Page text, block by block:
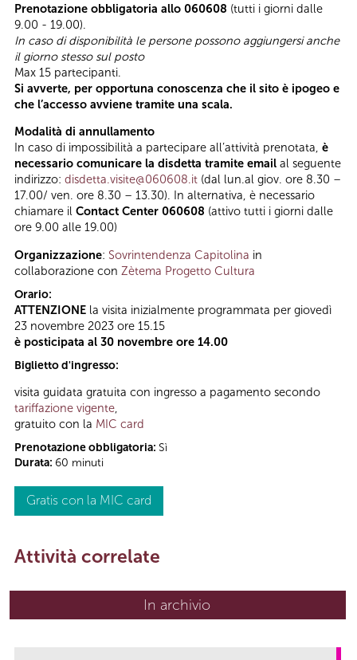
Prenotazione obbligatoria allo 060608 (tutti i giorni dalle
9.00 - 19.00).
In caso di disponibilità le persone possono aggiungersi anche
il giorno stesso sul posto
Max 15 partecipanti.
Si avverte, per opportuna conoscenza che il sito è ipogeo e
che l’accesso avviene tramite una scala.
Modalità di annullamento
In caso di impossibilità a partecipare all’attività prenotata, è
necessario comunicare la disdetta tramite email al seguente
indirizzo: disdetta.visite@060608.it (dal lun.al giov. ore 8.30 –
17.00/ ven. ore 8.30 – 13.30). In alternativa, è necessario
chiamare il Contact Center 060608 (attivo tutti i giorni dalle
ore 9.00 alle 19.00)
Organizzazione: Sovrintendenza Capitolina in
collaborazione con Zètema Progetto Cultura
Orario:
ATTENZIONE la visita inizialmente programmata per giovedì
23 novembre 2023 ore 15.15
è posticipata al 30 novembre ore 14.00
Biglietto d'ingresso:
visita guidata gratuita con ingresso a pagamento secondo
tariffazione vigente,
gratuito con la MIC card
Prenotazione obbligatoria: Sì
Durata: 60 minuti
Gratis con la MIC card
Attività correlate
In archivio